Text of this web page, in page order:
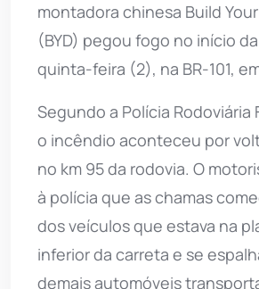
montadora chinesa Build
(BYD) pegou fogo no início
quinta-feira (2), na BR-101,
Segundo a Polícia Rodoviária
o incêndio aconteceu por
no km 95 da rodovia. O
à polícia que as chamas
dos veículos que estava na
inferior da carreta e se
demais automóveis